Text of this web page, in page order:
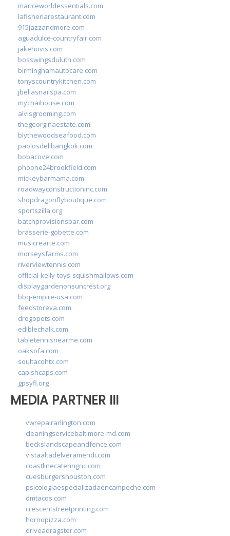
mariceworldessentials.com
lafisheriarestaurant.com
915jazzandmore.com
aguadulce-countryfair.com
jakehovis.com
bosswingsduluth.com
birminghamautocare.com
tonyscountrykitchen.com
jbellasnailspa.com
mychaihouse.com
alvisgrooming.com
thegeorginaestate.com
blythewoodseafood.com
paolosdelibangkok.com
bobacove.com
phoone24brookfield.com
mickeybarmama.com
roadwayconstructioninc.com
shopdragonflyboutique.com
sportszilla.org
batchprovisionsbar.com
brasserie-gobette.com
musicrearte.com
morseysfarms.com
riverviewtennis.com
official-kelly-toys-squishmallows.com
displaygardenonsuncrest.org
bbq-empire-usa.com
feedstoreva.com
drogopets.com
ediblechalk.com
tabletennisnearme.com
oaksofa.com
soultacohtx.com
capishcaps.com
gpsyfl.org
MEDIA PARTNER III
vwrepairarlington.com
cleaningservicebaltimore-md.com
beckslandscapeandfence.com
vistaaltadelveramendi.com
coastlinecateringnc.com
cuesburgershouston.com
psicologiaespecializadaencampeche.com
dmtacos.com
crescentstreetprinting.com
hornopizza.com
driveadragster.com